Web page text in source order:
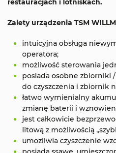
restauracjach i lotniskach.
Zalety urządzenia TSM
intuicyjna obsługa
operatora;
możliwość sterowania
posiada osobne zbiorniki
do czyszczenia i zbiornik
łatwo wymienialny
zmianę baterii i
jest całkowicie
litową z możliwością
umożliwia czyszczenie